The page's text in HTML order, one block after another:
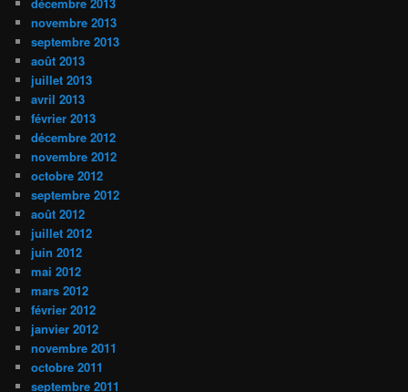
novembre 2013
septembre 2013
août 2013
juillet 2013
avril 2013
février 2013
décembre 2012
novembre 2012
octobre 2012
septembre 2012
août 2012
juillet 2012
juin 2012
mai 2012
mars 2012
février 2012
janvier 2012
novembre 2011
octobre 2011
septembre 2011